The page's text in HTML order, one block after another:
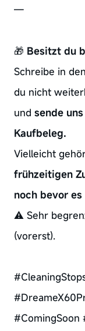
—
🎁 Besitzt du
Schreibe in
du nicht
und sende
Kaufbeleg.
Vielleicht
frühzeitigen
noch bevor
⚠️ Sehr
(vorerst).
#ComingSoon